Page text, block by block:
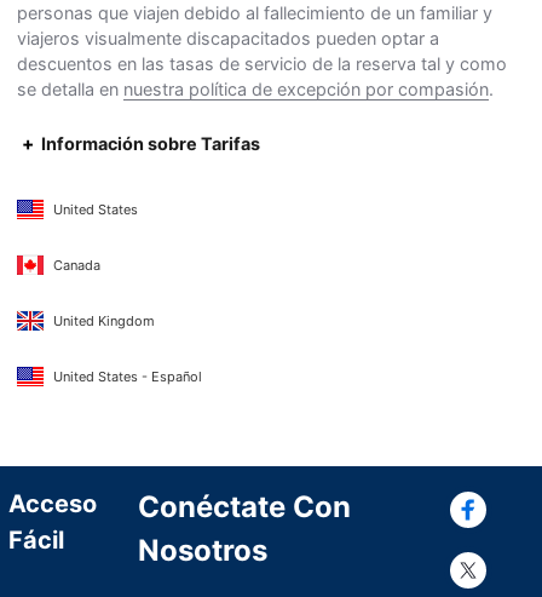
personas que viajen debido al fallecimiento de un familiar y
viajeros visualmente discapacitados pueden optar a
descuentos en las tasas de servicio de la reserva tal y como
se detalla en nuestra política de excepción por compasión.
Información sobre Tarifas
United States
Canada
United Kingdom
United States - Español
Acceso
Fácil
Conéctate Con
Nosotros